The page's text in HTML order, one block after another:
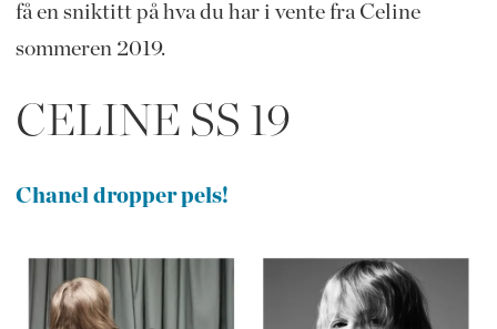
få en sniktitt på hva du har i vente fra Celine
sommeren 2019.
CELINE SS 19
Chanel dropper pels!